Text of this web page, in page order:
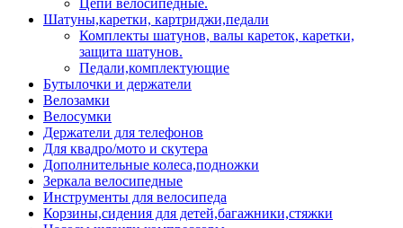
Шатуны,каретки, картриджи,педали
Комплекты шатунов, валы кареток, каретки,
защита шатунов.
Педали,комплектующие
Бутылочки и держатели
Велозамки
Велосумки
Держатели для телефонов
Для квадро/мото и скутера
Дополнительные колеса,подножки
Зеркала велосипедные
Инструменты для велосипеда
Корзины,сидения для детей,багажники,стяжки